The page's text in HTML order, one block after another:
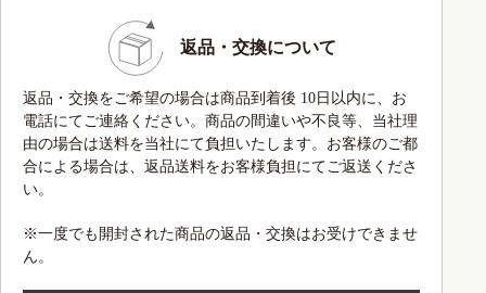
返品・交換について
返品・交換をご希望の場合は商品到着後 10日以内に、お
電話にてご連絡ください。商品の間違いや不良等、当社理
由の場合は送料を当社にて負担いたします。お客様のご都
合による場合は、返品送料をお客様負担にてご返送くださ
い。
※一度でも開封された商品の返品・交換はお受けできませ
ん。